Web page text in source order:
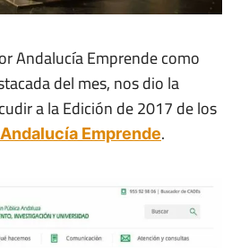
Andalucía Emprende como
del mes, nos dio la
a la Edición de 2017 de los
Emprende.